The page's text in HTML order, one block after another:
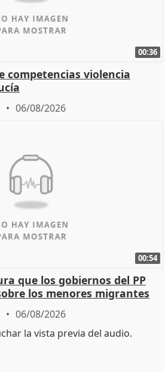
00:36
competencias violencia
06/08/2026
00:54
que los gobiernos del PP
los menores migrantes
06/08/2026